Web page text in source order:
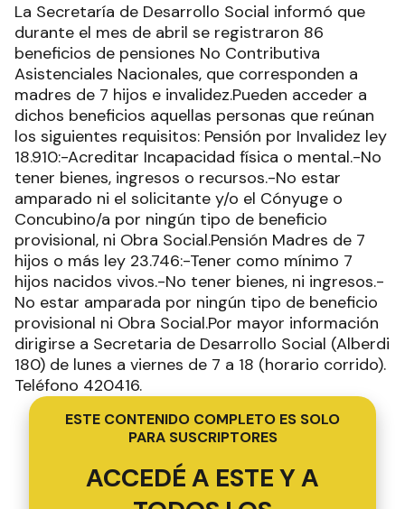
La Secretaría de Desarrollo Social informó que
durante el mes de abril se registraron 86
beneficios de pensiones No Contributiva
Asistenciales Nacionales, que corresponden a
madres de 7 hijos e invalidez.Pueden acceder a
dichos beneficios aquellas personas que reúnan
los siguientes requisitos: Pensión por Invalidez ley
18.910:-Acreditar Incapacidad física o mental.-No
tener bienes, ingresos o recursos.-No estar
amparado ni el solicitante y/o el Cónyuge o
Concubino/a por ningún tipo de beneficio
provisional, ni Obra Social.Pensión Madres de 7
hijos o más ley 23.746:-Tener como mínimo 7
hijos nacidos vivos.-No tener bienes, ni ingresos.-
No estar amparada por ningún tipo de beneficio
provisional ni Obra Social.Por mayor información
dirigirse a Secretaria de Desarrollo Social (Alberdi
180) de lunes a viernes de 7 a 18 (horario corrido).
Teléfono 420416.
ESTE CONTENIDO COMPLETO ES SOLO
PARA SUSCRIPTORES
ACCEDÉ A ESTE Y A